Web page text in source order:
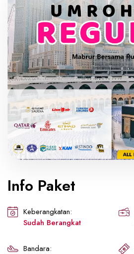
Info Paket
Keberangkatan:
Sudah Berangkat
Bandara: